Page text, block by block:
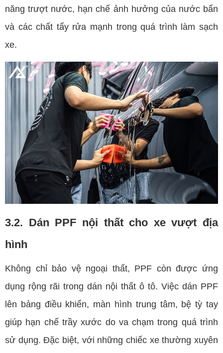
năng trượt nước, hạn chế ảnh hưởng của nước bẩn
và các chất tẩy rửa mạnh trong quá trình làm sạch
xe.
3.2. Dán PPF nội thất cho xe vượt địa
hình
Không chỉ bảo vệ ngoại thất, PPF còn được ứng
dụng rộng rãi trong dán nội thất ô tô. Việc dán PPF
lên bảng điều khiển, màn hình trung tâm, bệ tỳ tay
giúp hạn chế trầy xước do va chạm trong quá trình
sử dụng. Đặc biệt, với những chiếc xe thường xuyên